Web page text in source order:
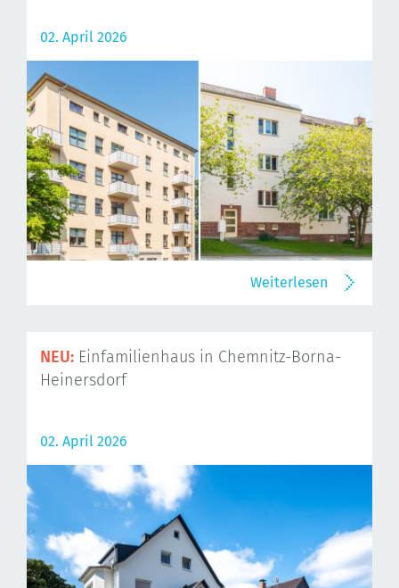
02. April 2026
Weiterlesen
NEU: Einfamilienhaus in Chemnitz-Borna-
Heinersdorf
02. April 2026